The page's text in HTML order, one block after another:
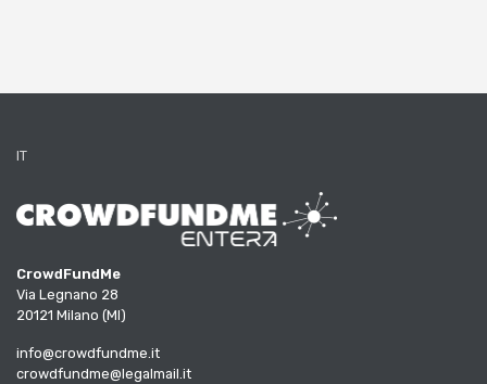
IT
CrowdFundMe
Via Legnano 28
20121 Milano (MI)
info@crowdfundme.it
crowdfundme@legalmail.it